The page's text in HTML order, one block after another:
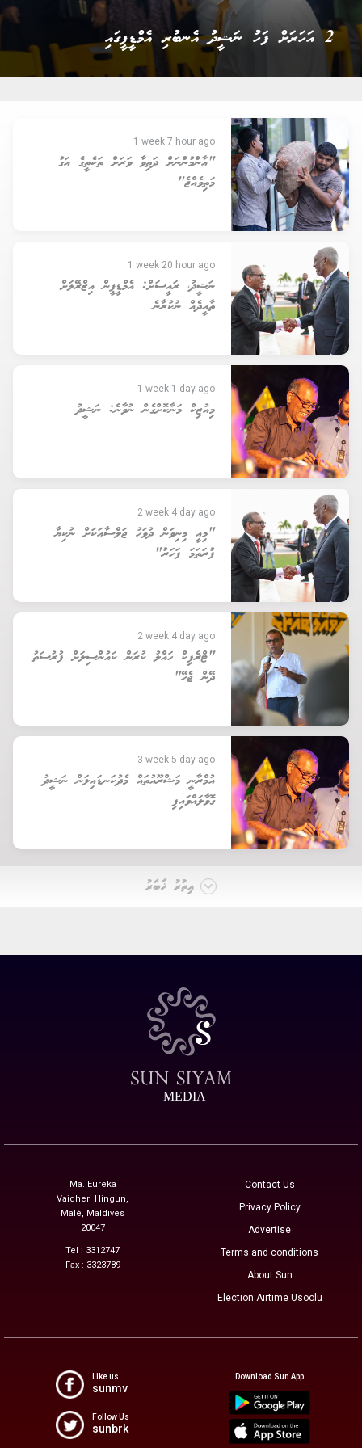
2 އަހަރަށް ފަހު ނަޝީދު އެނބުރި އެމްޑީޕީގައި
1 week 7 hour ago
"އާންމުންނަށް ދަތިވާ ވަރަށް ތަކެތީގެ އަގު
މަތިވެއްޖެ"
1 week 20 hour ago
ނަޝީދު، ރައީސަށް: އެމްޑީޕީން އިޒްރޭލަށް
ތާއީދެއް ނުކުރާނެ
1 week 1 day ago
މިއުޒިކް މަނާކޮށްގެން ނުވާނެ: ނަޝީދު
2 week 4 day ago
"މިއީ މިނިވަން ދުވަހު ޖަލްސާއަކަށް ނުކިޔާ
ފުރަތަމަ ފަހަރު"
2 week 4 day ago
"ޓްރެފިކް ހައްލު ކުރަން ކައުންސިލަށް ފުރުސަތު
ދޭން ޖެހޭ"
3 week 5 day ago
އުމްރާނީ މަޝްރޫއުތައް މެދުކަނޑައިލަން ނަޝީދު
ގޮވާލައްވައިފި
އިތުރު ޚަބަރު
MEDIA
Ma. Eureka
Vaidheri Hingun,
Malé, Maldives
20047
Tel : 3312747
Fax : 3323789
Contact Us
Privacy Policy
Advertise
Terms and conditions
About Sun
Election Airtime Usoolu
Like us
sunmv
Follow Us
sunbrk
Download Sun App